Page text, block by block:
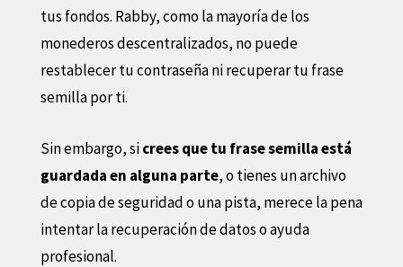
tus fondos. Rabby, como la mayoría de los
monederos descentralizados, no puede
restablecer tu contraseña ni recuperar tu frase
semilla por ti.
Sin embargo, sicrees que tu frase semilla está
guardada en alguna parte, o tienes un archivo
de copia de seguridad o una pista, merece la pena
intentar la recuperación de datos o ayuda
profesional.